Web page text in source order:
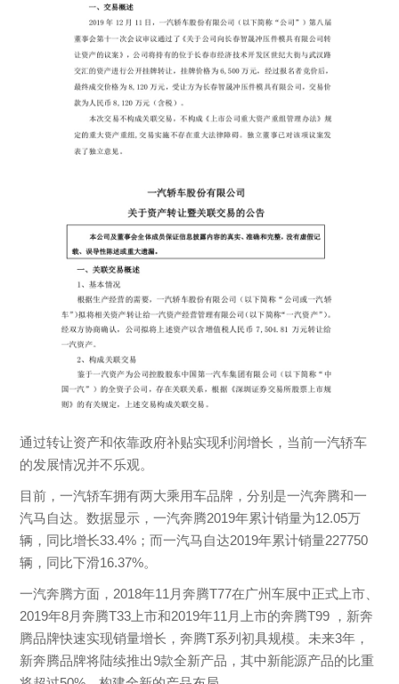
通过转让资产和依靠政府补贴实现利润增长，当前一汽轿车
的发展情况并不乐观。
目前，一汽轿车拥有两大乘用车品牌，分别是一汽奔腾和一
汽马自达。数据显示，一汽奔腾2019年累计销量为12.05万
辆，同比增长33.4%；而一汽马自达2019年累计销量227750
辆，同比下滑16.37%。
一汽奔腾方面，2018年11月奔腾T77在广州车展中正式上市、
2019年8月奔腾T33上市和2019年11月上市的奔腾T99 ，新奔
腾品牌快速实现销量增长，奔腾T系列初具规模。未来3年，
新奔腾品牌将陆续推出9款全新产品，其中新能源产品的比重